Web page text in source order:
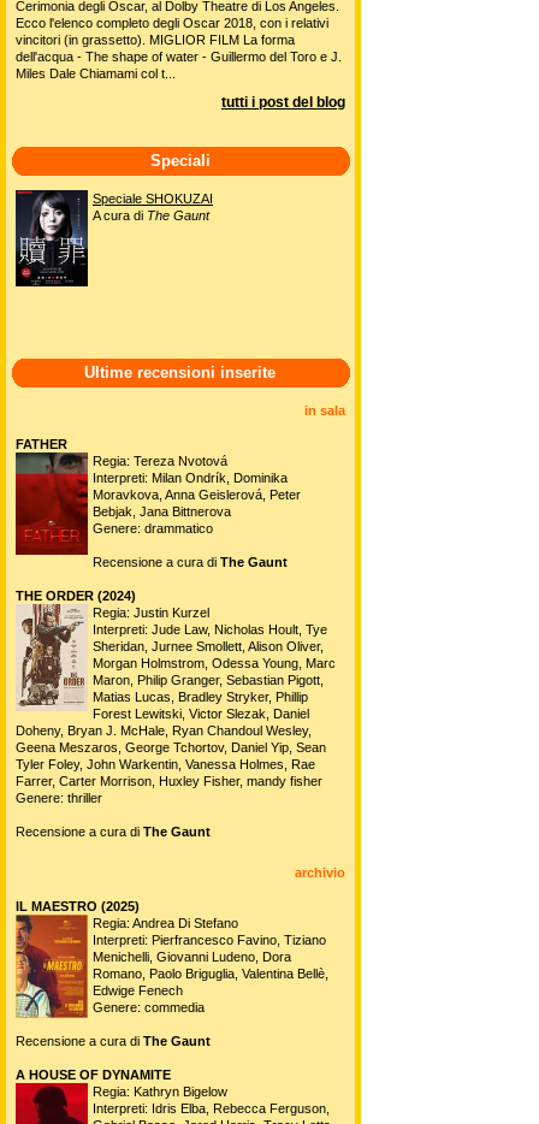
Cerimonia degli Oscar, al Dolby Theatre di Los Angeles.
Ecco l'elenco completo degli Oscar 2018, con i relativi
vincitori (in grassetto). MIGLIOR FILM La forma
dell'acqua - The shape of water - Guillermo del Toro e J.
Miles Dale Chiamami col t...
tutti i post del blog
Speciali
Speciale SHOKUZAI
A cura di The Gaunt
Ultime recensioni inserite
in sala
FATHER
Regia: Tereza Nvotová
Interpreti: Milan Ondrík, Dominika
Moravkova, Anna Geislerová, Peter
Bebjak, Jana Bittnerova
Genere: drammatico
Recensione a cura di The Gaunt
THE ORDER (2024)
Regia: Justin Kurzel
Interpreti: Jude Law, Nicholas Hoult, Tye
Sheridan, Jurnee Smollett, Alison Oliver,
Morgan Holmstrom, Odessa Young, Marc
Maron, Philip Granger, Sebastian Pigott,
Matias Lucas, Bradley Stryker, Phillip
Forest Lewitski, Victor Slezak, Daniel
Doheny, Bryan J. McHale, Ryan Chandoul Wesley,
Geena Meszaros, George Tchortov, Daniel Yip, Sean
Tyler Foley, John Warkentin, Vanessa Holmes, Rae
Farrer, Carter Morrison, Huxley Fisher, mandy fisher
Genere: thriller
Recensione a cura di The Gaunt
archivio
IL MAESTRO (2025)
Regia: Andrea Di Stefano
Interpreti: Pierfrancesco Favino, Tiziano
Menichelli, Giovanni Ludeno, Dora
Romano, Paolo Briguglia, Valentina Bellè,
Edwige Fenech
Genere: commedia
Recensione a cura di The Gaunt
A HOUSE OF DYNAMITE
Regia: Kathryn Bigelow
Interpreti: Idris Elba, Rebecca Ferguson,